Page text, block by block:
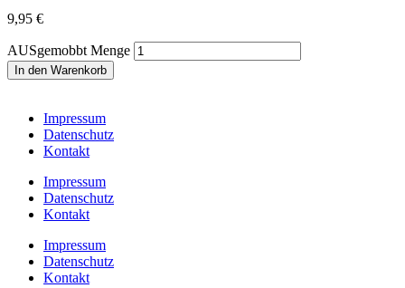
9,95 €
AUSgemobbt Menge
In den Warenkorb
Impressum
Datenschutz
Kontakt
Impressum
Datenschutz
Kontakt
Impressum
Datenschutz
Kontakt